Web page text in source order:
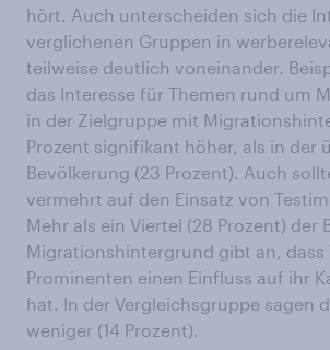
hört. Auch unterscheiden sich die
verglichenen Gruppen in
teilweise deutlich voneinander.
das Interesse für Themen rund um
in der Zielgruppe mit
Prozent signifikant höher, als in der
Bevölkerung (23 Prozent). Auch
vermehrt auf den Einsatz von
Mehr als ein Viertel (28 Prozent) der
Migrationshintergrund gibt an, dass
Prominenten einen Einfluss auf ihr
hat. In der Vergleichsgruppe sagen
weniger (14 Prozent).